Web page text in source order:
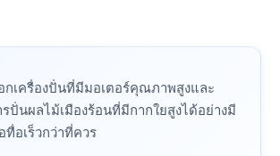
กเครื่องปั่นที่มีมอเตอร์คุณภาพสูงและ
นผลไม้เมืองร้อนที่มีกากใยสูงได้อย่างมี
อเร็วกว่าที่ควร